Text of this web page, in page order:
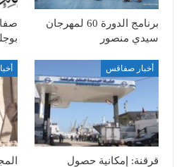
برنامج الدورة 60 لمهرجان
سيدي منصور
أخبار صفاقس
قرقنة: إمكانية حصول